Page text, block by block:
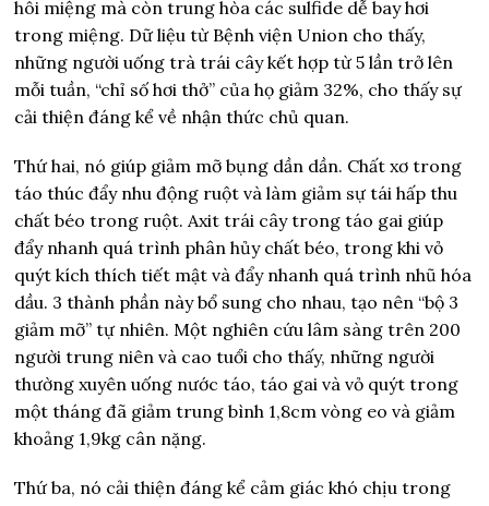
hôi miệng mà còn trung hòa các sulfide dễ bay hơi
trong miệng. Dữ liệu từ Bệnh viện Union cho thấy,
những người uống trà trái cây kết hợp từ 5 lần trở lên
mỗi tuần, “chỉ số hơi thở” của họ giảm 32%, cho thấy sự
cải thiện đáng kể về nhận thức chủ quan.
Thứ hai, nó giúp giảm mỡ bụng dần dần. Chất xơ trong
táo thúc đẩy nhu động ruột và làm giảm sự tái hấp thu
chất béo trong ruột. Axit trái cây trong táo gai giúp
đẩy nhanh quá trình phân hủy chất béo, trong khi vỏ
quýt kích thích tiết mật và đẩy nhanh quá trình nhũ hóa
dầu. 3 thành phần này bổ sung cho nhau, tạo nên “bộ 3
giảm mỡ” tự nhiên. Một nghiên cứu lâm sàng trên 200
người trung niên và cao tuổi cho thấy, những người
thường xuyên uống nước táo, táo gai và vỏ quýt trong
một tháng đã giảm trung bình 1,8cm vòng eo và giảm
khoảng 1,9kg cân nặng.
Thứ ba, nó cải thiện đáng kể cảm giác khó chịu trong